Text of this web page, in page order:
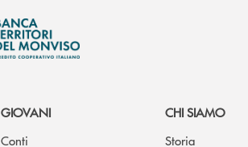
GIOVANI
Conti
CHI SIAMO
Storia